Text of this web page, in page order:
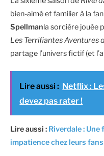
bien-aimé et familier à la
Spellmanla sorcière jouée
Les Terrifiantes Aventures
partage l’univers fictif (et
Lire aussi : Netflix :
devez pas rater !
Lire aussi : Riverdale :
impatience chez leurs fans